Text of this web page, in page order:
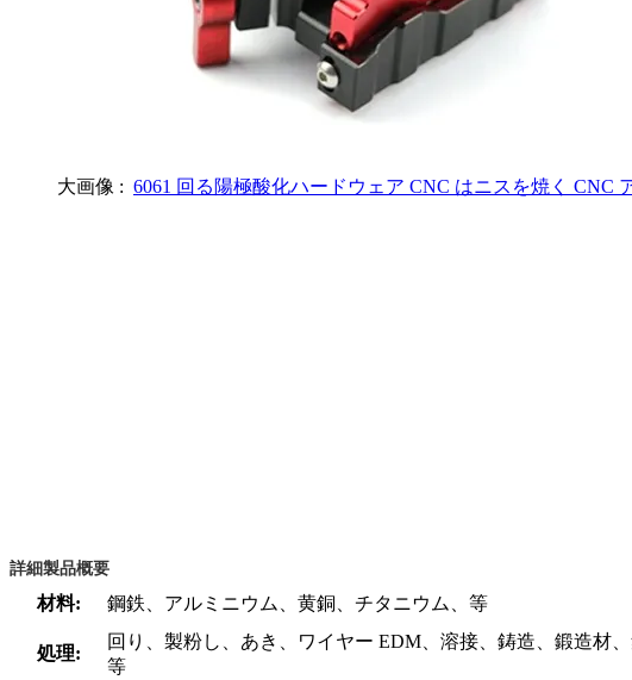
大画像 : 6061 回る陽極酸化ハードウェア CNC はニスを焼く CNC
詳細製品概要
材料: 鋼鉄、アルミニウム、黄銅、チタニウム、等
処理:
回り、製粉し、あき、ワイヤー EDM、溶接、鋳造、鍛造材、
等